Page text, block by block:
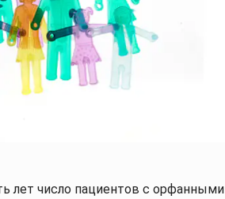
лет число пациентов с орфанными